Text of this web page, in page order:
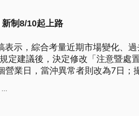
制8/10起上路
示，綜合考量近期市場變化、
定建議後，決定修改「注意暨處
業日，當沖異常者則改為7日；
...